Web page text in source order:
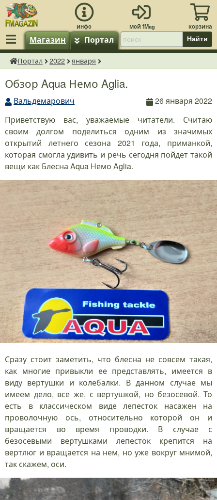
Магазин Портал Найти
fMagazin.ru
Портал 2022 января
Обзор Aqua Немо Aglia.
Вальдемарович
26 января 2022
Приветствую вас, уважаемые читатели. Считаю
своим долгом поделиться одним из значимых
открытий летнего сезона 2021 года, приманкой,
которая смогла удивить и речь сегодня пойдет такой
вещи как Блесна Aqua Немо Aglia.
Сразу стоит заметить, что блесна не совсем такая,
как многие привыкли ее представлять, имеется в
виду вертушки и колебалки. В данном случае мы
имеем дело, все же, с вертушкой, но безосевой. То
есть в классическом виде лепесток насажен на
проволочную ось, относительно которой он и
вращается во время проводки. В случае с
безосевыми вертушками лепесток крепится на
вертлюг и вращается на нем, но уже вокруг мнимой,
так скажем, оси.